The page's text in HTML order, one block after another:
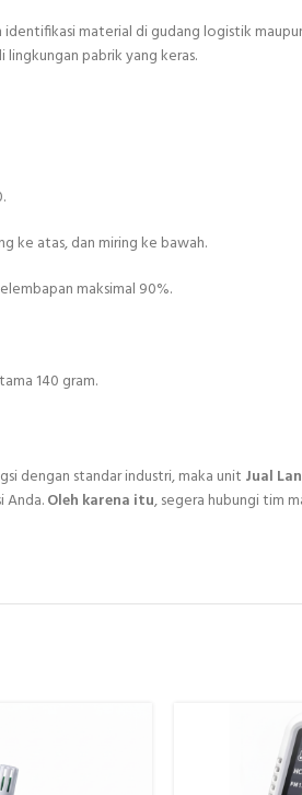
material di gudang logistik
pabrik yang keras.
ke atas, dan miring ke bawah.
maksimal 90%.
140 gram.
dengan standar industri, maka unit Jual
Anda.Oleh karena itu, segera hubungi tim